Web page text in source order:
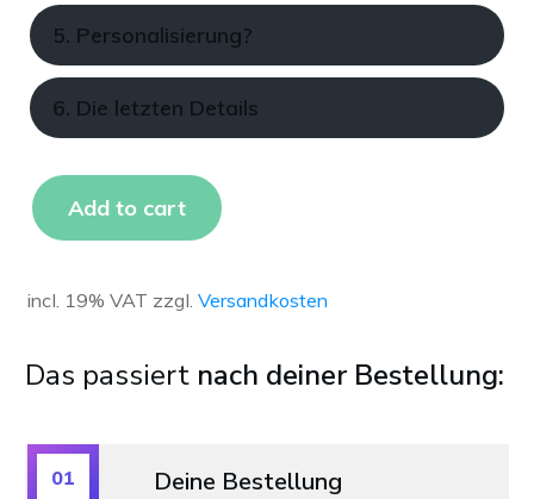
5. Personalisierung?
6. Die letzten Details
Add to cart
incl. 19% VAT zzgl. Versandkosten
Das passiert nach deiner Bestellung:
Deine Bestellung
01